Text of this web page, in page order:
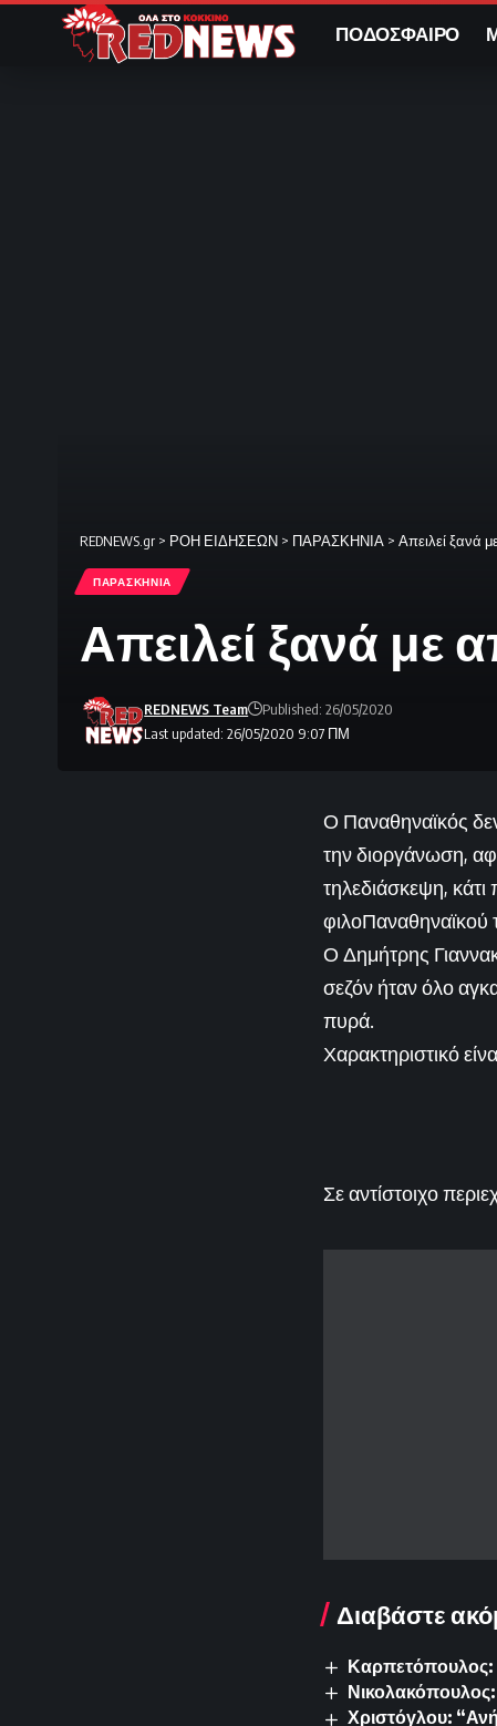
ΠΟΔΟΣΦΑΙΡΟ
REDNEWS.gr > ΡΟΗ ΕΙΔΗΣΕΩΝ > ΠΑΡΑΣΚΗΝΙΑ > Απειλεί ξανά
ΠΑΡΑΣΚΗΝΙΑ
Απειλεί ξανά
Last updated: 26/05/2020 9:07 ΠΜ
REDNEWS Team Published: 26/05/2020
Ο Παναθηναϊκός
την διοργάνωση,
τηλεδιάσκεψη,
φιλοΠαναθηναϊκού
Ο Δημήτρης
σεζόν ήταν όλο
πυρά.
Χαρακτηριστικό
Σε αντίστοιχο
Διαβάστε
Καρπετόπουλος:
Νικολακόπουλος:
Χριστόγλου: